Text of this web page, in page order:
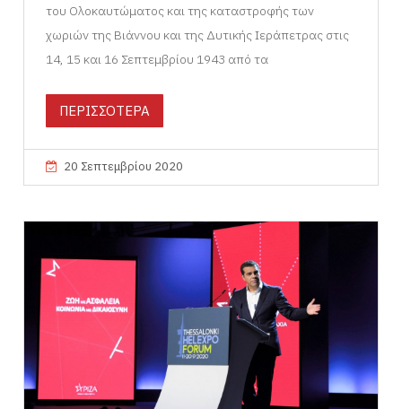
του Ολοκαυτώματος και της καταστροφής των
χωριών της Βιάννου και της Δυτικής Ιεράπετρας στις
14, 15 και 16 Σεπτεμβρίου 1943 από τα
ΠΕΡΙΣΣΟΤΕΡΑ
20 Σεπτεμβρίου 2020